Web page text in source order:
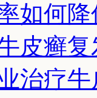
如何降
皮癣复
治疗